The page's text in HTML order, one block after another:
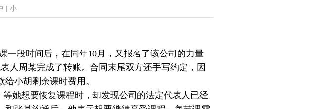
| 小
一段时间后，在同年10月，又报名了该公司的力量
人周某完成了转账。合同末尾双方还手写约定，因
小胡剩余课时费用。
她想要恢复课程时，却发现公司的法定代表人已经